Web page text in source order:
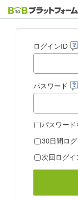
ログインID
パスワード
パスワード
30日間ロ
次回ログ